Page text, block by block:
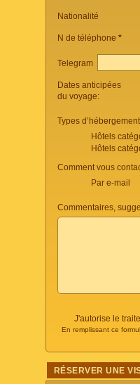
Nationalité
N de téléphone *
Telegram
Dates anticipées
du voyage:
Types
Hôtels
Hôtels
Comment vous
Par e-mail
Commentaires,
J'autorise le
En remplissant ce
RÉSERVER UNE